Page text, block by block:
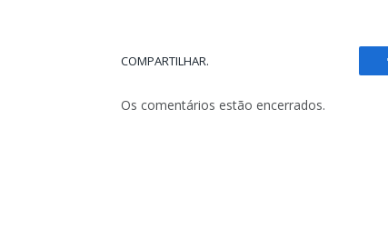
COMPARTILHAR.
Os comentários estão encerrados.